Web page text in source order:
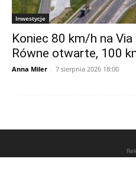
Inwestycje
Koniec 80 km/h na
Równe otwarte, 100
Anna Miler - 7 sierpnia 2026 18:00